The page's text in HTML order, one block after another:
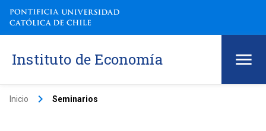
Instituto de Economía
Inicio keyboard_arrow_right Seminarios